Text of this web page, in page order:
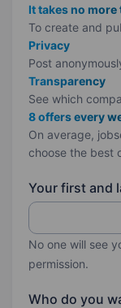
It takes no
To create and
Privacy
Post
Transparency
See which
8 offers every
On average,
choose the best
Your first and
No one will see
permission.
Who do you